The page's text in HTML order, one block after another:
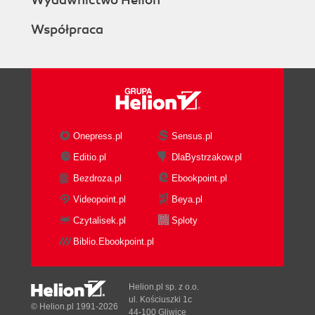
Rozdział 7. Analiza pamięci RAM
Podstawowe informacje o pamięci RAM
Przygotowanie urządzenia do
przechwytywania
pamięci RAM
Narzędzia do analizy pamięci RAM
Bulk Extractor
Volix II
Pytania
Materiały dodatkowe
Rozdział 8. Wiadomości e-mail - techniki śledcze
Protokoły poczty elektronicznej
Protokół SMTP
Współpraca
Onepress.pl
Sensus.pl
Editio.pl
DlaBystrzakow.pl
Bezdroza.pl
Ebookpoint.pl
Videopoint.pl
Beya.pl
Czytalisek.pl
Sploty
Biblio.Ebookpoint.pl
© Helion.pl 1991-2026
Helion.pl sp. z o.o.
ul. Kościuszki 1c
44-100 Gliwice